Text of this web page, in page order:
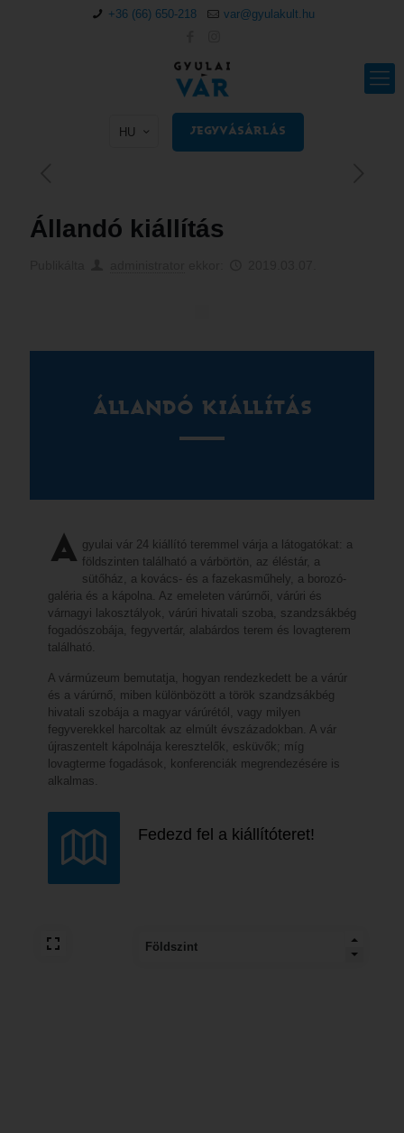
+36 (66) 650-218 var@gyulakult.hu
HU JEGYVÁSÁRLÁS
Állandó kiállítás
ÁLLANDÓ KIÁLLÍTÁS
A gyulai vár 24 kiállító teremmel várja a látogatókat: a
földszinten található a várbörtön, az éléstár, a
sütőház, a kovács- és a fazekasműhely, a borozó-
galéria és a kápolna. Az emeleten várúrnői, várúri és
várnagyi lakosztályok, várúri hivatali szoba, szandzsákbég
fogadószobája, fegyvertár, alabárdos terem és lovagterem
található.
A vármúzeum bemutatja, hogyan rendezkedett be a várúr
és a várúrnő, miben különbözött a török szandzsákbég
hivatali szobája a magyar várúrétól, vagy milyen
fegyverekkel harcoltak az elmúlt évszázadokban. A vár
újraszentelt kápolnája keresztelők, esküvők; míg
lovagterme fogadások, konferenciák megrendezésére is
alkalmas.
Fedezd fel a kiállítóteret!